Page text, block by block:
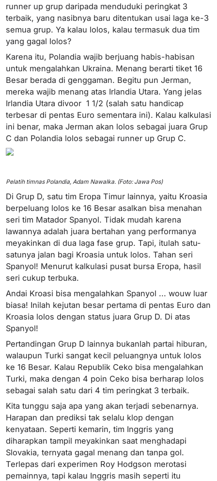
runner up grup daripada menduduki peringkat 3
terbaik, yang nasibnya baru ditentukan usai laga ke-3
semua grup. Ya kalau lolos, kalau termasuk dua tim
yang gagal lolos?
Karena itu, Polandia wajib berjuang habis-habisan
untuk mengalahkan Ukraina. Menang berarti tiket 16
Besar berada di genggaman. Begitu pun Jerman,
mereka wajib menang atas Irlandia Utara. Yang jelas
Irlandia Utara divoor 1 1/2 (salah satu handicap
terbesar di pentas Euro sementara ini). Kalau kalkulasi
ini benar, maka Jerman akan lolos sebagai juara Grup
C dan Polandia lolos sebagai runner up Grup C.
Pelatih timnas Polandia, Adam Nawalka. (Foto: Jawa Pos)
Di Grup D, satu tim Eropa Timur lainnya, yaitu Kroasia
berpeluang lolos ke 16 Besar asalkan bisa menahan
seri tim Matador Spanyol. Tidak mudah karena
lawannya adalah juara bertahan yang performanya
meyakinkan di dua laga fase grup. Tapi, itulah satu-
satunya jalan bagi Kroasia untuk lolos. Tahan seri
Spanyol! Menurut kalkulasi pusat bursa Eropa, hasil
seri cukup terbuka.
Andai Kroasi bisa mengalahkan Spanyol ... wouw luar
biasa! Inilah kejutan besar pertama di pentas Euro dan
Kroasia lolos dengan status juara Grup D. Di atas
Spanyol!
Pertandingan Grup D lainnya bukanlah partai hiburan,
walaupun Turki sangat kecil peluangnya untuk lolos
ke 16 Besar. Kalau Republik Ceko bisa mengalahkan
Turki, maka dengan 4 poin Ceko bisa berharap lolos
sebagai salah satu dari 4 tim peringkat 3 terbaik.
Kita tunggu saja apa yang akan terjadi sebenarnya.
Harapan dan prediksi tak selalu klop dengan
kenyataan. Seperti kemarin, tim Inggris yang
diharapkan tampil meyakinkan saat menghadapi
Slovakia, ternyata gagal menang dan tanpa gol.
Terlepas dari experimen Roy Hodgson merotasi
pemainnya, tapi kalau Inggris masih seperti itu